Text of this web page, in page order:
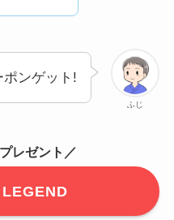
ふじ
ンゲット!
レゼント／
LEGEND